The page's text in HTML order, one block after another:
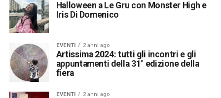
Halloween a Le Gru con Monster High e
Iris Di Domenico
EVENTI 2 anni ago
Artissima 2024: tutti gli incontri e gli
appuntamenti della 31° edizione della
fiera
EVENTI 2 anni ago